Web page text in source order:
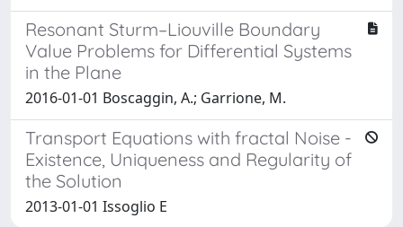
Resonant Sturm–Liouville Boundary
Value Problems for Differential Systems
in the Plane
2016-01-01 Boscaggin, A.; Garrione, M.
Transport Equations with fractal Noise -
Existence, Uniqueness and Regularity of
the Solution
2013-01-01 Issoglio E